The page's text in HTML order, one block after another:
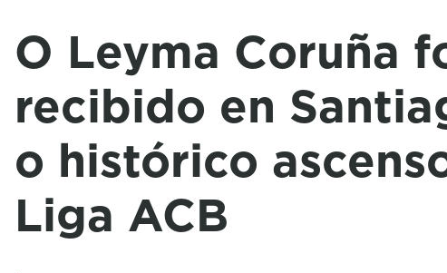
O Leyma Coruña
recibido en
o histórico
Liga ACB